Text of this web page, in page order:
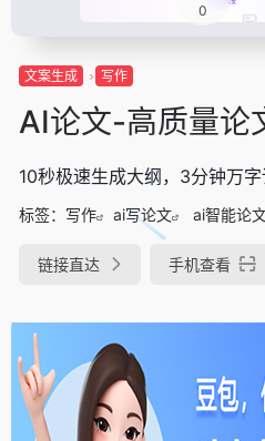
0
文案生成 写作
AI论文-高质量论
10秒极速生成大纲，3分钟万
标签： 写作 ai写论文 ai智能论
链接直达 手机查看